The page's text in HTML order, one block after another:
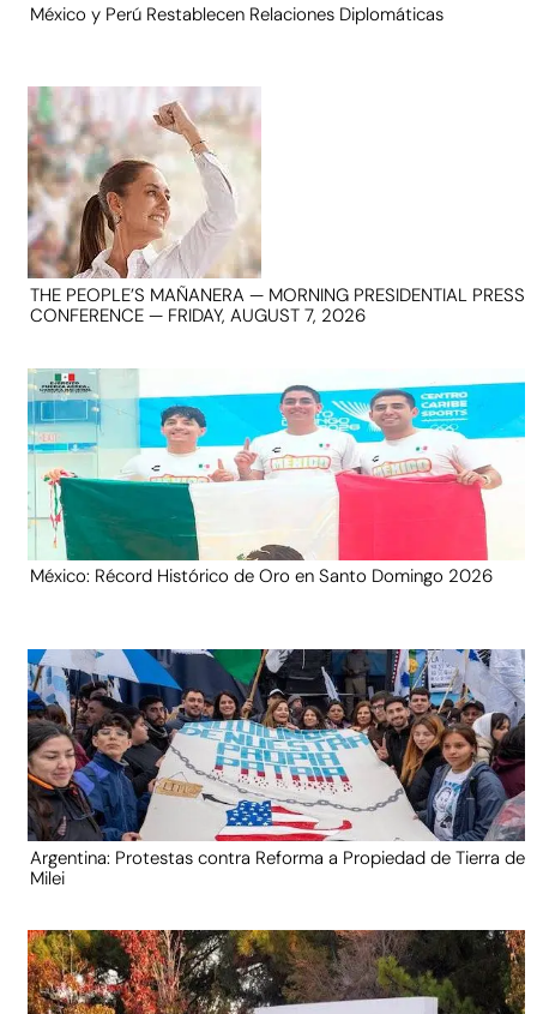
México y Perú Restablecen Relaciones Diplomáticas
THE PEOPLE’S MAÑANERA — MORNING PRESIDENTIAL PRESS
CONFERENCE — FRIDAY, AUGUST 7, 2026
México: Récord Histórico de Oro en Santo Domingo 2026
Argentina: Protestas contra Reforma a Propiedad de Tierra de
Milei